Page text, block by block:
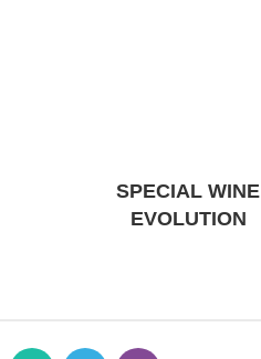
SPECIAL WINE
EVOLUTION